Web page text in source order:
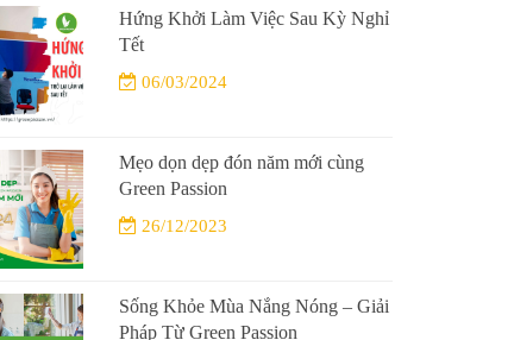
Hứng Khởi Làm Việc Sau Kỳ Nghỉ
Tết
06/03/2024
Mẹo dọn dẹp đón năm mới cùng
Green Passion
26/12/2023
Sống Khỏe Mùa Nắng Nóng – Giải
Pháp Từ Green Passion